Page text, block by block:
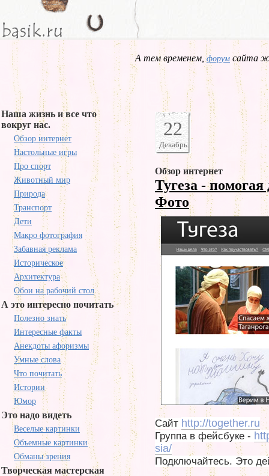
А тем временем,форум сайта
Наша жизнь и все что
вокруг нас.
Обзор интернет
Настольные игры
Про спорт
Животный мир
Природа
Транспорт
Дети
Макро фотография
Забавная реклама
Историческое
Архитектура
Обои на рабочий стол
А это интересно почитать
Полезно знать
Интересные факты
Анекдоты афоризмы
Умные слова
Что почитать
Истории
Юмор
Это надо видеть
Веселые картинки
Объемные картинки
Обманы зрения
Творческая мастерская
22
Декабрь
Обзор интернет
Тугеза -
Фото
Сайт http://together.ru
Группа в фейсбуке -
sia/
Подключайтесь. Это